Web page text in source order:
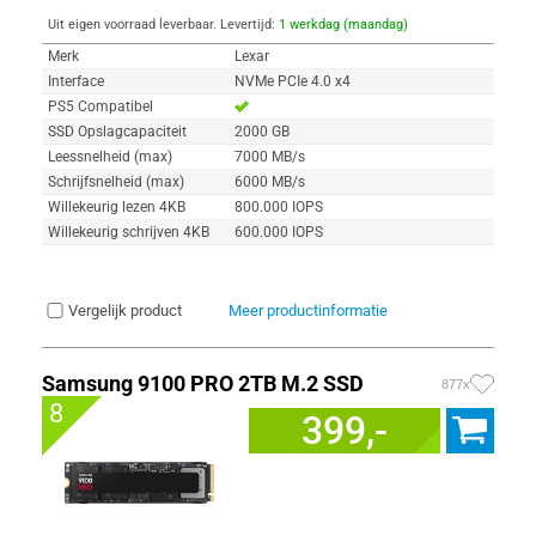
Uit eigen voorraad leverbaar. Levertijd: 1 werkdag (maandag)
Merk
Lexar
Interface
NVMe PCIe 4.0 x4
PS5 Compatibel
SSD Opslagcapaciteit
2000 GB
Leessnelheid (max)
7000 MB/s
Schrijfsnelheid (max)
6000 MB/s
Willekeurig lezen 4KB
800.000 IOPS
Willekeurig schrijven 4KB
600.000 IOPS
Vergelijk product Meer productinformatie
Samsung 9100 PRO 2TB M.2 SSD 877x
8 399,-